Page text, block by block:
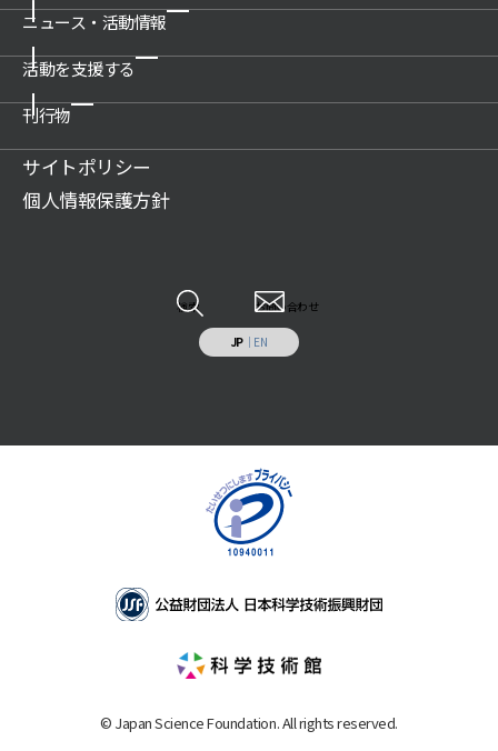
概要
沿革
関連団体
アクセス
博物館の運営管理・プロデュース
科学技術館
所沢航空発祥記念館
展示物の貸出（巡回展示物）
科学技術系人材の育成
情報システムの受託開発と運用業務
ニュース・活動情報
新着情報一覧
プレスリリース
活動情報
広報誌記事
活動を支援する
ご支援のお願い
賛助会について
ご遺贈のご案内
刊行物
財団案内
JSF TODAY
サイトポリシー
個人情報保護方針
JP｜ EN
検索 お問い合わせ
© Japan Science Foundation. All rights reserved.